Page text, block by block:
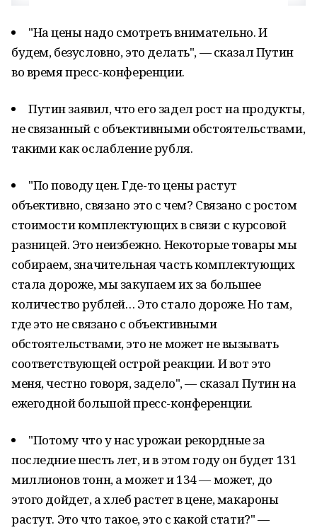
"На цены надо смотреть внимательно. И
будем, безусловно, это делать", — сказал Путин
во время пресс-конференции.
Путин заявил, что его задел рост на продукты,
не связанный с объективными обстоятельствами,
такими как ослабление рубля.
"По поводу цен. Где-то цены растут
объективно, связано это с чем? Связано с ростом
стоимости комплектующих в связи с курсовой
разницей. Это неизбежно. Некоторые товары мы
собираем, значительная часть комплектующих
стала дороже, мы закупаем их за большее
количество рублей… Это стало дороже. Но там,
где это не связано с объективными
обстоятельствами, это не может не вызывать
соответствующей острой реакции. И вот это
меня, честно говоря, задело", — сказал Путин на
ежегодной большой пресс-конференции.
"Потому что у нас урожаи рекордные за
последние шесть лет, и в этом году он будет 131
миллионов тонн, а может и 134 — может, до
этого дойдет, а хлеб растет в цене, макароны
растут. Это что такое, это с какой стати?" —